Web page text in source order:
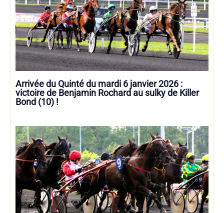
Arrivée du Quinté du mardi 6 janvier 2026 :
victoire de Benjamin Rochard au sulky de Killer
Bond (10) !